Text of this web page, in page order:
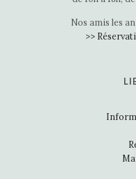
Nos amis les
>>